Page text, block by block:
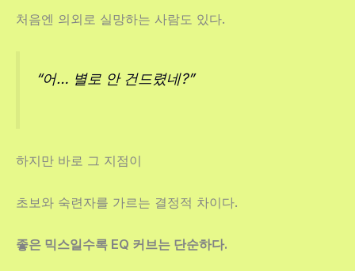
처음엔 의외로 실망하는 사람도 있다.
“어… 별로 안 건드렸네?”
하지만 바로 그 지점이
초보와 숙련자를 가르는 결정적 차이다.
좋은 믹스일수록 EQ 커브는 단순하다.